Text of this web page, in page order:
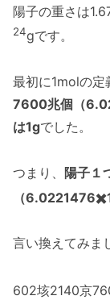
陽子の重さは
24gです。
最初に1molの定
7600兆個（
は1gでした。
つまり、 陽子１
（
言い換えてみま
602垓2140京